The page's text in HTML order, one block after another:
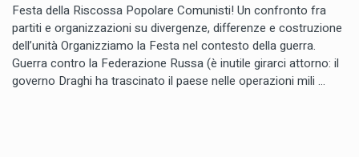
Festa della Riscossa Popolare Comunisti! Un confronto fra
partiti e organizzazioni su divergenze, differenze e costruzione
dell’unità Organizziamo la Festa nel contesto della guerra.
Guerra contro la Federazione Russa (è inutile girarci attorno: il
governo Draghi ha trascinato il paese nelle operazioni mili ...